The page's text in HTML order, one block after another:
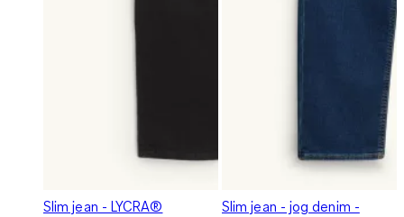
Slim jean - LYCRA®
Slim jean - jog denim -